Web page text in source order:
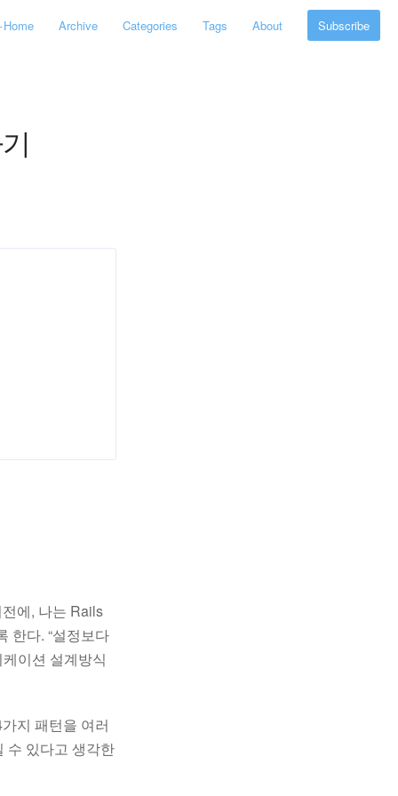
Home Archive Categories Tags About Subscribe
에, 나는 Rails
한다. “설정보다
이션 설계방식
지 패턴을 여러
수 있다고 생각한